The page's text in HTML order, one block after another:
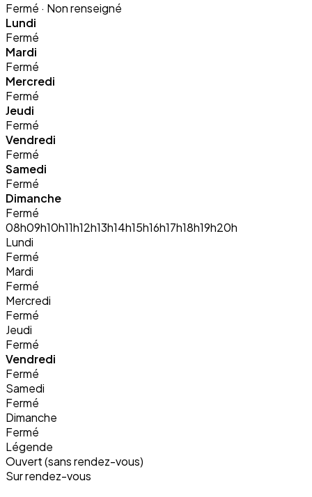
Fermé · Non renseigné
Lundi
Fermé
Mardi
Fermé
Mercredi
Fermé
Jeudi
Fermé
Vendredi
Fermé
Samedi
Fermé
Dimanche
Fermé
08h09h10h11h12h13h14h15h16h17h18h19h20h
Lundi
Fermé
Mardi
Fermé
Mercredi
Fermé
Jeudi
Fermé
Vendredi
Fermé
Samedi
Fermé
Dimanche
Fermé
Légende
Ouvert (sans rendez-vous)
Sur rendez-vous